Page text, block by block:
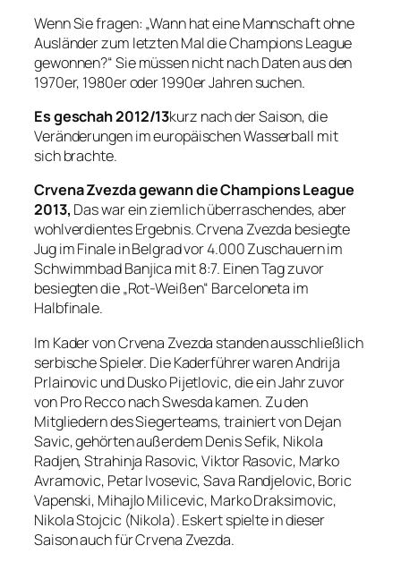
Wenn Sie fragen: „Wann hat eine Mannschaft ohne
Ausländer zum letzten Mal die Champions League
gewonnen?“ Sie müssen nicht nach Daten aus den
1970er, 1980er oder 1990er Jahren suchen.
Es geschah 2012/13kurz nach der Saison, die
Veränderungen im europäischen Wasserball mit
sich brachte.
Crvena Zvezda gewann die Champions League
2013, Das war ein ziemlich überraschendes, aber
wohlverdientes Ergebnis. Crvena Zvezda besiegte
Jug im Finale in Belgrad vor 4.000 Zuschauern im
Schwimmbad Banjica mit 8:7. Einen Tag zuvor
besiegten die „Rot-Weißen“ Barceloneta im
Halbfinale.
Im Kader von Crvena Zvezda standen ausschließlich
serbische Spieler. Die Kaderführer waren Andrija
Prlainovic und Dusko Pijetlovic, die ein Jahr zuvor
von Pro Recco nach Swesda kamen. Zu den
Mitgliedern des Siegerteams, trainiert von Dejan
Savic, gehörten außerdem Denis Sefik, Nikola
Radjen, Strahinja Rasovic, Viktor Rasovic, Marko
Avramovic, Petar Ivosevic, Sava Randjelovic, Boric
Vapenski, Mihajlo Milicevic, Marko Draksimovic,
Nikola Stojcic (Nikola). Eskert spielte in dieser
Saison auch für Crvena Zvezda.